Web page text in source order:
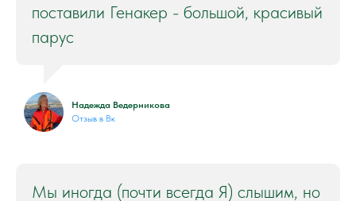
поставили Генакер - большой, красивый
парус
Надежда Ведерникова
Отзыв в Вк
Мы иногда (почти всегда Я) слышим, но